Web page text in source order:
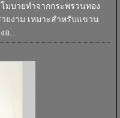
มบายทำจากกระพรวนทอง
ยงาม เหมาะสำหรับแขวน
...